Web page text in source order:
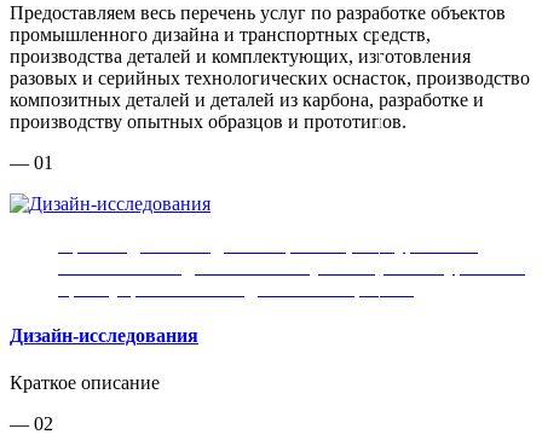
Предоставляем весь перечень услуг по разработке объектов
промышленного дизайна и транспортных средств,
производства деталей и комплектующих, изготовления
разовых и серийных технологических оснасток, производство
композитных деталей и деталей из карбона, разработке и
производству опытных образцов и прототипов.
— 01
Дизайн-исследования
Краткое описание
— 02